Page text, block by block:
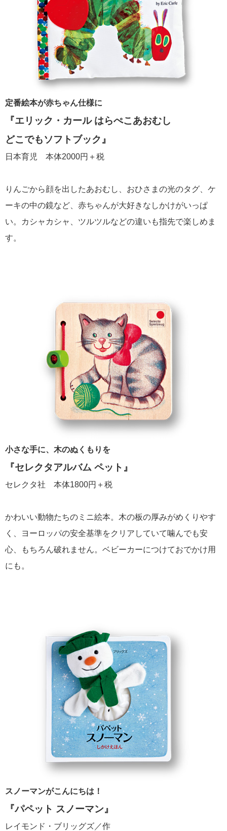
定番絵本が赤ちゃん仕様に
『エリック・カール はらぺこあおむし
どこでもソフトブック』
日本育児 本体2000円＋税
りんごから顔を出したあおむし、おひさまの光のタグ、ケ
ーキの中の鏡など、赤ちゃんが大好きなしかけがいっぱ
い。カシャカシャ、ツルツルなどの違いも指先で楽しめま
す。
小さな手に、木のぬくもりを
『セレクタアルバム ペット』
セレクタ社 本体1800円＋税
かわいい動物たちのミニ絵本。木の板の厚みがめくりやす
く、ヨーロッパの安全基準をクリアしていて噛んでも安
心、もちろん破れません。ベビーカーにつけておでかけ用
にも。
スノーマンがこんにちは！
『パペット スノーマン』
レイモンド・ブリッグズ／作